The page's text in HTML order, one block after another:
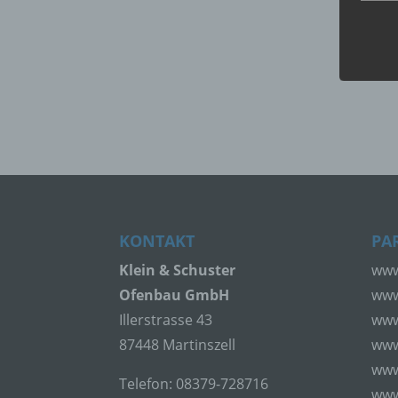
KONTAKT
Klein & Schuster
Ofenbau GmbH
Illerstrasse 43
87448 Martinszell
Telefon: 08379-728716
c)